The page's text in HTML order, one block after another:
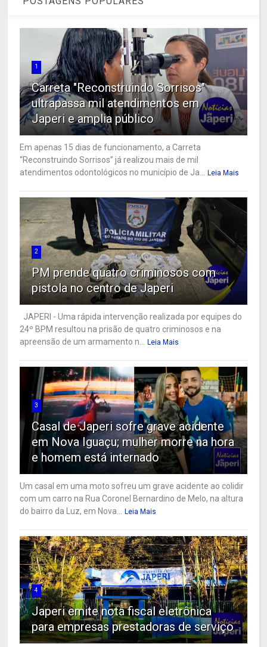
1
Carreta "Reconstruindo Sorrisos"
ultrapassa mil atendimentos em
Japeri e amplia público
Em apenas 15 dias de funcionamento, a Carreta
“Reconstruindo Sorrisos” já realizou mais de mil
atendimentos odontológicos no município de Ja...
Leia Mais
2
PM prende quatro criminosos com
pistola no centro de Japeri
JAPERI - Uma rápida intervenção realizada por equipes do
24º BPM resultou na prisão de quatro criminosos e na
apreensão de um armamento n...
Leia Mais
3
Casal de Japeri sofre grave acidente
em Nova Iguaçu; mulher morre na hora
e homem está internado
Um casal em uma moto sofreu um grave acidente ao colidir
com um carro na Rua Coronel Bernardino de Melo, na altura
do bairro da Luz, em Nova...
Leia Mais
4
Japeri emite nota fiscal eletrônica
para empresas prestadoras de serviço